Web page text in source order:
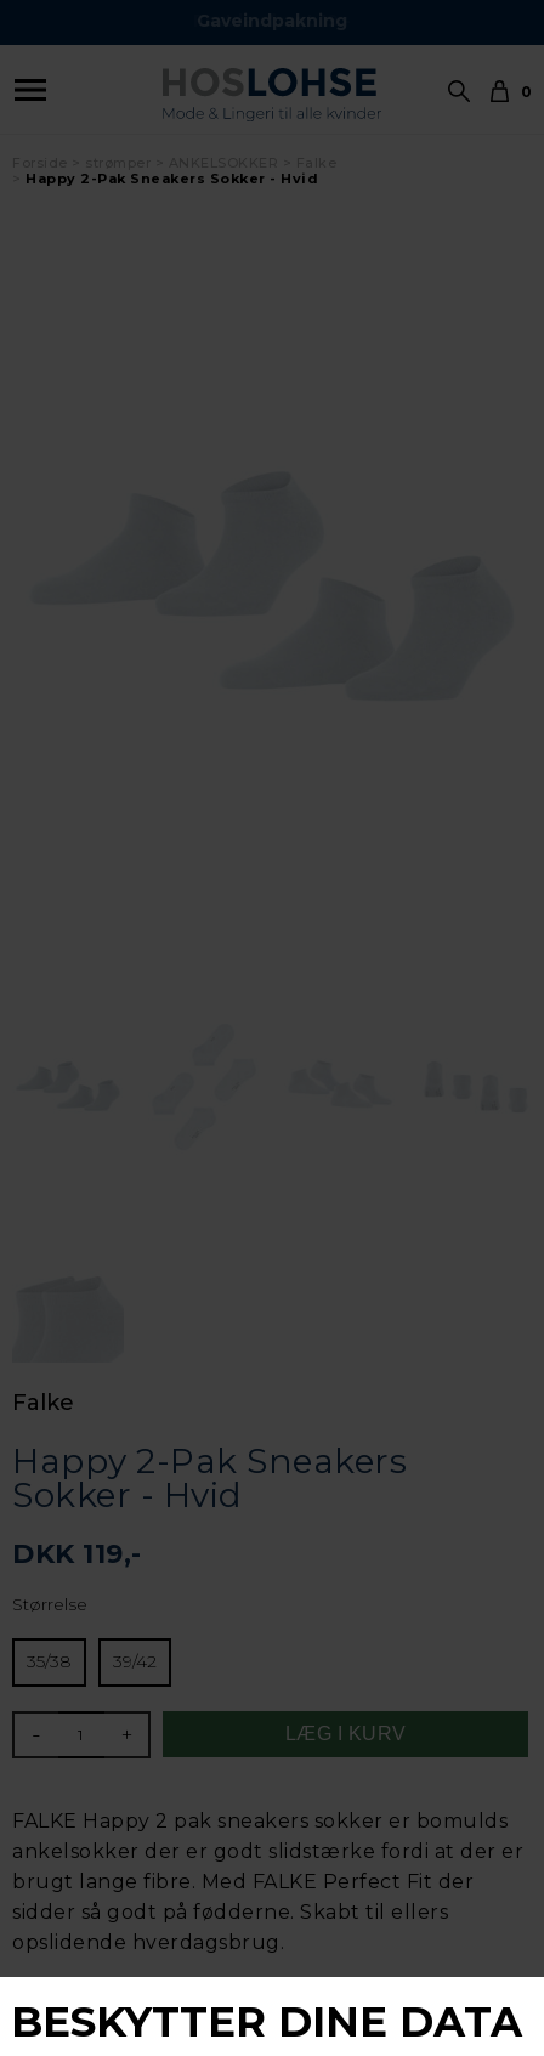
Gaveindpakning
0
Happy 2-Pak Sneakers Sokker - Hvid
Falke
Happy 2-Pak Sneakers
Sokker - Hvid
DKK 119,-
Størrelse
35/38 39/42
- +
FALKE Happy 2 pak sneakers sokker er bomulds
ankelsokker der er godt slidstærke fordi at der er
brugt lange fibre. Med FALKE Perfect Fit der
sidder så godt på fødderne. Skabt til ellers
opslidende hverdagsbrug.
83% bomuld, 16% polyamid, 1% elastan. Vask 40 gr.